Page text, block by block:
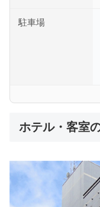
駐車場
ホテル・客室